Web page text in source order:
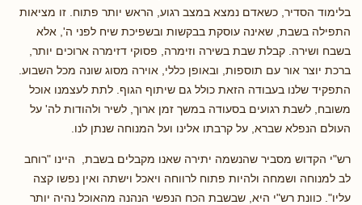
בלימוד הסדיר, כשאדם נמצא במצב רגוע, הראש יותר פתוח. זו מציאות
התפילה בשבת, שאינה עוסקת בבקשות ובשפיכת שיח לפני ה', אלא
בשבח ושירה. קבלת שבת בשירה וזימרה, פסוקי דזימרה ארוכים יותר,
ברכת יוצר אור עם תוספות, ובאופן כללי, אוירה מסוג שונה מכל השבוע.
התפקיד שלנו בעבודה הזאת כולל גם שיתוף הגוף. לתת לעצמנו אוכל
משובח, לשבת רגועים בסעודה במשך זמן ארוך, לשיר ולהודות לה' על
העולם הנפלא שברא, על קרבתו אלינו ועל המנוחה שנתן לנו.
רש"י הקדוש מסביר שהנשמה יתירה שאנו מקבלים בשבת, היינו "רוחב
לב למנוחה ושמחה ולהיות פתוח לרווחה ויאכל וישתה ואין נפשו קצה
עליו". כוונת רש"י היא, שבשבת הכח הנפשי הנהנה מהאוכל נהיה יותר